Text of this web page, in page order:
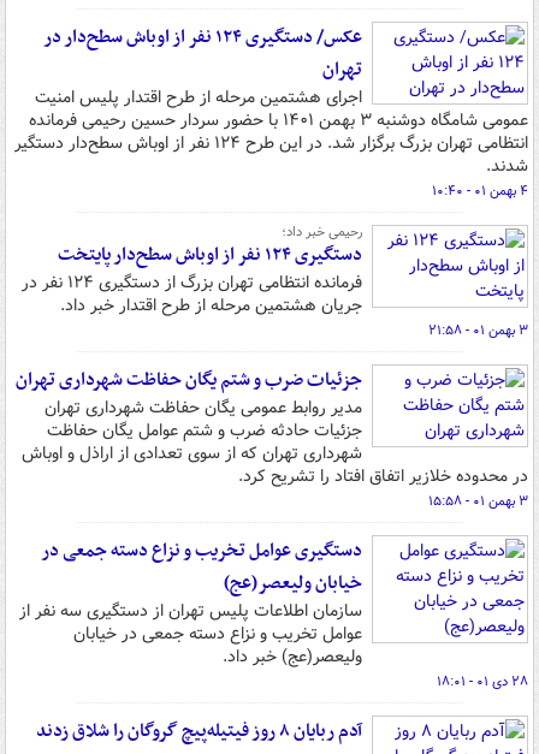
عکس/ دستگیری ۱۲۴ نفر از اوباش سطح‌دار در
تهران
اجرای هشتمین مرحله از طرح اقتدار پلیس امنیت
عمومی شامگاه دوشنبه ۳ بهمن ۱۴۰۱ با حضور سردار حسین رحیمی فرمانده
انتظامی تهران بزرگ برگزار شد. در این طرح ۱۲۴ نفر از اوباش سطح‌دار دستگیر
شدند.
۴ بهمن ۰۱ - ۱۰:۴۰
رحیمی خبر داد؛
دستگیری ۱۲۴ نفر از اوباش سطح‌دار پایتخت
فرمانده انتظامی تهران بزرگ از دستگیری ۱۲۴ نفر در
جریان هشتمین مرحله از طرح اقتدار خبر داد.
۳ بهمن ۰۱ - ۲۱:۵۸
جزئیات ضرب و شتم یگان حفاظت شهرداری تهران
مدیر روابط عمومی یگان حفاظت شهرداری تهران
جزئیات حادثه ضرب و شتم عوامل یگان حفاظت
شهرداری تهران که از سوی تعدادی از اراذل و اوباش
در محدوده خلازیر اتفاق افتاد را تشریح کرد.
۳ بهمن ۰۱ - ۱۵:۵۸
دستگیری عوامل تخریب و نزاع دسته جمعی در
خیابان ولیعصر(عج)
سازمان اطلاعات پلیس تهران از دستگیری سه نفر از
عوامل تخریب و نزاع دسته جمعی در خیابان
ولیعصر(عج) خبر داد.
۲۸ دی ۰۱ - ۱۸:۰۱
آدم ربایان ۸ روز فیتیله‌پیچ گروگان را شلاق زدند